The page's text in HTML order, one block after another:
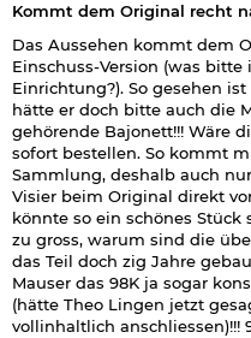
Kaliber: 4,5 mm (.177
Munition: Diabolos im
Antrieb: Pressluft
Pressluftkartusche: bis
Manometer an der
Tankvolumen: max. 100
Magazinkapazität: 1
Leistung: max. 7,5 Joule
Gezogener Lauf
Visierung: Metall-
Sicherung: manuelle
Montageschiene:
Metall Schaftkappe
Material Schaft:
Länge: 109 cm
Kommt dem Original recht
Das Aussehen kommt dem
Einschuss-Version (was
Einrichtung?). So gesehen
hätte er doch bitte auch die
gehörende Bajonett!!! Wäre
sofort bestellen. So kommt
Sammlung, deshalb auch
Visier beim Original direkt
könnte so ein schönes
zu gross, warum sind die
das Teil doch zig Jahre
Mauser das 98K ja sogar
(hätte Theo Lingen jetzt
vollinhaltlich anschliessen)!!!